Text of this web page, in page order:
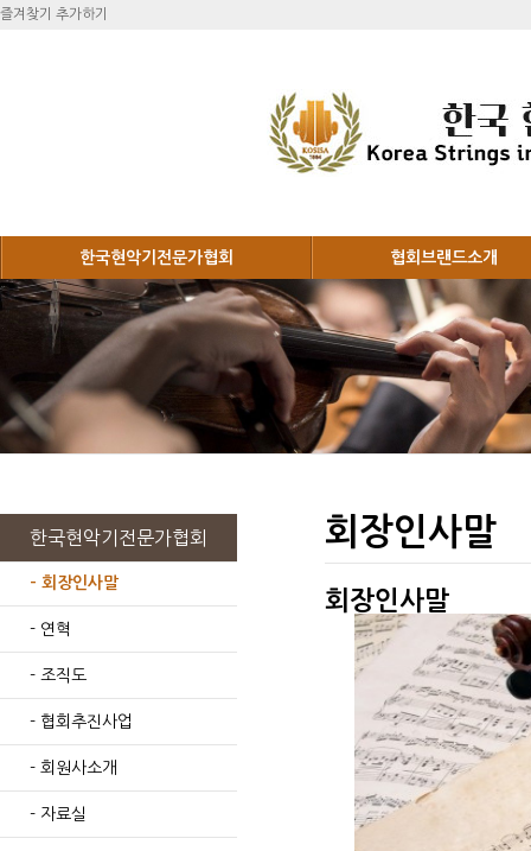
즐겨찾기 추가하기
한국현악기전문가협회 협회브랜드소개
한국현악기전문가협회
- 회장인사말
- 연혁
- 조직도
- 협회추진사업
- 회원사소개
- 자료실
회장인사말
회장인사말